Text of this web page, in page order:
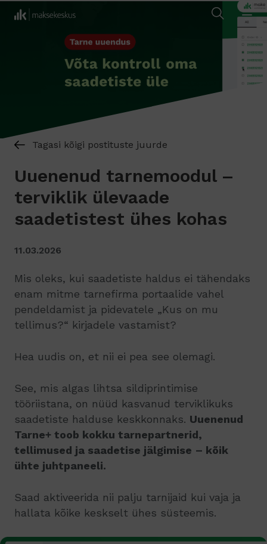
Tagasi kõigi postituste juurde
Uuenenud tarnemoodul –
terviklik ülevaade
saadetistest ühes kohas
11.03.2026
Mis oleks, kui saadetiste haldus ei tähendaks
enam mitme tarnefirma portaalide vahel
pendeldamist ja pidevatele „Kus on mu
tellimus?“ kirjadele vastamist?
Hea uudis on, et nii ei pea see olemagi.
See, mis algas lihtsa sildiprintimise
tööriistana, on nüüd kasvanud terviklikuks
saadetiste halduse keskkonnaks. Uuenenud
Tarne+ toob kokku tarnepartnerid,
tellimused ja saadetise jälgimise – kõik
ühte juhtpaneeli.
Saad aktiveerida nii palju tarnijaid kui vaja ja
hallata kõike keskselt ühes süsteemis.